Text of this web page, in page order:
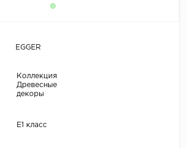
EGGER
Коллекция
Древесные
декоры
E1 класс